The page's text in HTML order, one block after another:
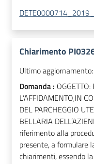
Chiarimento
Ultimo aggiornamento:
Domanda :
L’AFFIDAMENTO,IN
DEL PARCHEGGIO
BELLARIA
riferimento alla
presente, a formulare
chiarimenti, essendo